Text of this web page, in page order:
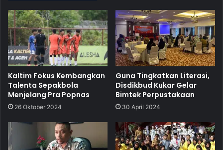
Kaltim Fokus Kembangkan
Talenta Sepakbola
Menjelang Pra Popnas
26 Oktober 2024
Guna Tingkatkan Literasi,
Disdikbud Kukar Gelar
Bimtek Perpustakaan
30 April 2024